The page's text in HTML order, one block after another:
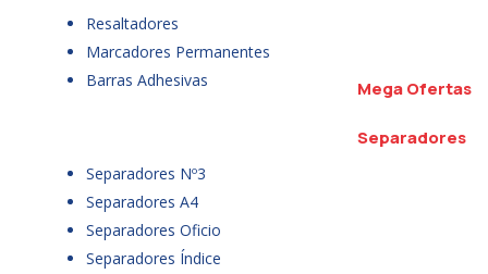
Resaltadores
Marcadores Permanentes
Barras Adhesivas
Mega Ofertas
Separadores
Separadores Nº3
Separadores A4
Separadores Oficio
Separadores Índice